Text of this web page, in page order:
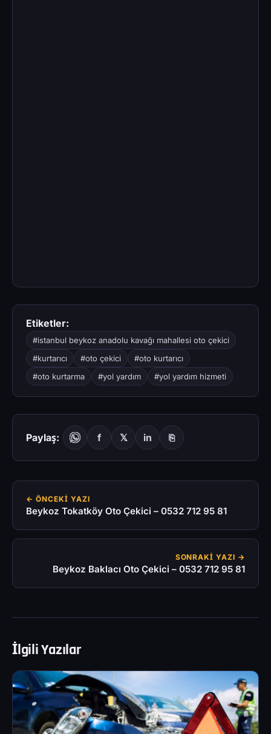
Etiketler:
#istanbul beykoz anadolu kavağı mahallesi oto çekici
#kurtarıcı
#oto çekici
#oto kurtarıcı
#oto kurtarma
#yol yardım #yol yardım hizmeti
Paylaş: f 𝕏 in ⎘
← ÖNCEKI YAZI
Beykoz Tokatköy Oto Çekici – 0532 712 95 81
SONRAKI YAZI →
Beykoz Baklacı Oto Çekici – 0532 712 95 81
İlgili Yazılar